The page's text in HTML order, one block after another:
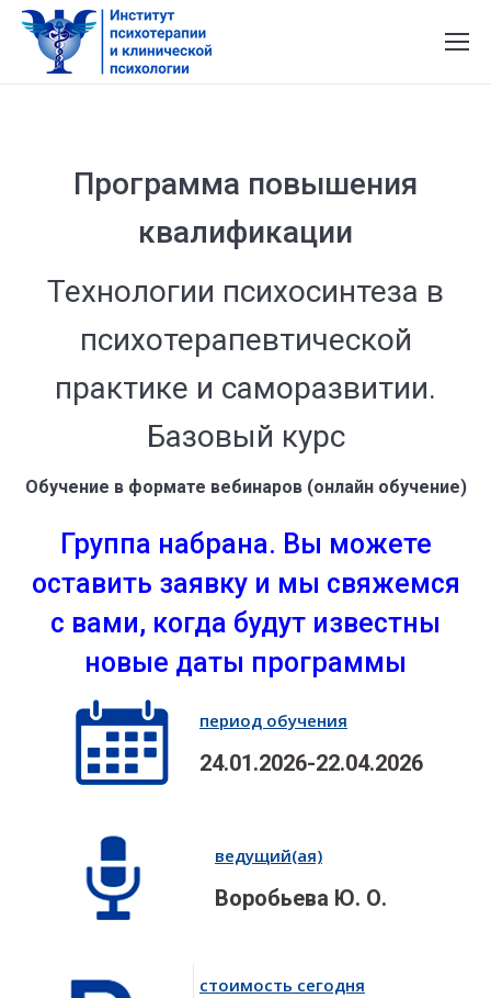
Программа повышения
квалификации
Технологии психосинтеза в
психотерапевтической
практике и саморазвитии.
Базовый курс
Обучение в формате вебинаров (онлайн обучение)
Группа набрана. Вы можете
оставить заявку и мы свяжемся
с вами, когда будут известны
новые даты программы
период обучения
24.01.2026-22.04.2026
ведущий(ая)
Воробьева Ю. О.
стоимость сегодня